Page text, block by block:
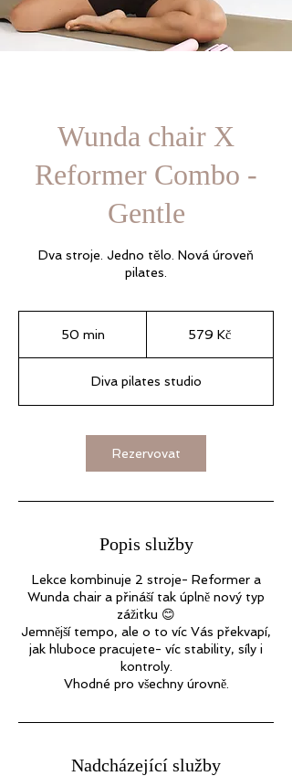
Wunda chair X
Reformer Combo -
Gentle
Dva stroje. Jedno tělo. Nová úroveň
pilates.
50 min
i
n
579 Kč
Diva pilates studio
Rezervovat
Popis služby
Lekce kombinuje 2 stroje- Reformer a
Wunda chair a přináší tak úplně nový typ
zážitku 😊
Jemnější tempo, ale o to víc Vás překvapí,
jak hluboce pracujete- víc stability, síly i
kontroly.
Vhodné pro všechny úrovně.
Nadcházející služby